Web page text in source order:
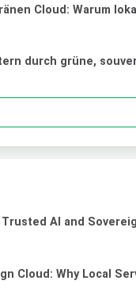
Cloud: Warum
durch grüne,
AI and
Cloud: Why Local